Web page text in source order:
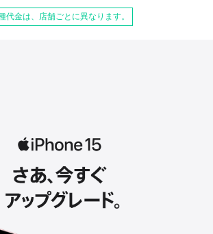
代金は、店舗ごとに異なります。